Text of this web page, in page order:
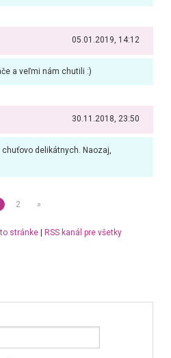
05.01.2019, 14:12
a veľmi nám chutili :)
30.11.2018, 23:50
delikátnych. Naozaj,
2 »
stránke|
RSS kanál pre všetky